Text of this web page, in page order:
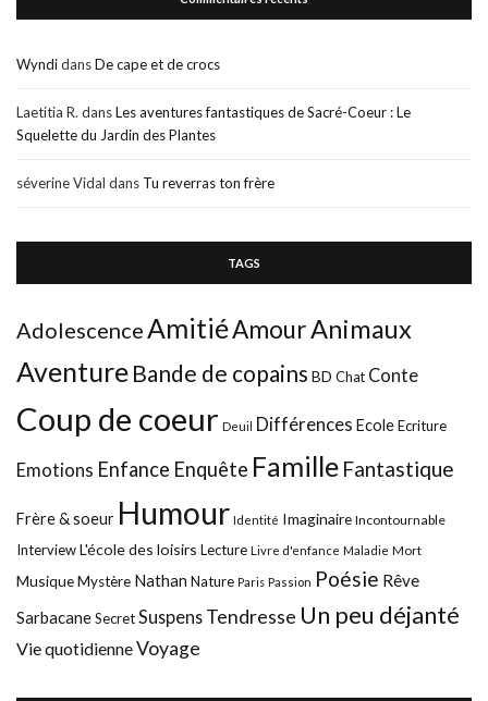
WyndidansDe cape et de crocs
Laetitia R. dansLes aventures fantastiques de Sacré-Coeur : Le
Squelette du Jardin des Plantes
séverine Vidal dans Tu reverras ton frère
TAGS
Adolescence AmitiéAmourAnimaux
Aventure Bande de copains BD Chat Conte
Coup de coeur Deuil Différences EcoleEcriture
Emotions Enfance Enquête Famille Fantastique
Frère & soeur Humour Identité Imaginaire Incontournable
InterviewL'école des loisirs Lecture Livre d'enfance Maladie Mort
MusiqueMystère Nathan Nature Paris Passion Poésie Rêve
SarbacaneSecret Suspens Tendresse Un peu déjanté
Vie quotidienneVoyage